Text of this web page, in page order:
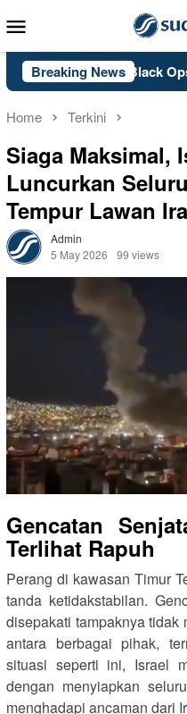
to
Menu
Breaking News
Call of Duty: Black Ops 2’s
Home Terkini
Siaga Maksimal,
Luncurkan
Tempur Lawan
Admin
5 May 2026
99 views
Gencatan
Terlihat Rapuh
Perang di kawasan Timur
tanda ketidakstabilan.
disepakati tampaknya tidak
antara berbagai pihak,
situasi seperti ini, Israel
dengan menyiapkan
menghadapi ancaman dari